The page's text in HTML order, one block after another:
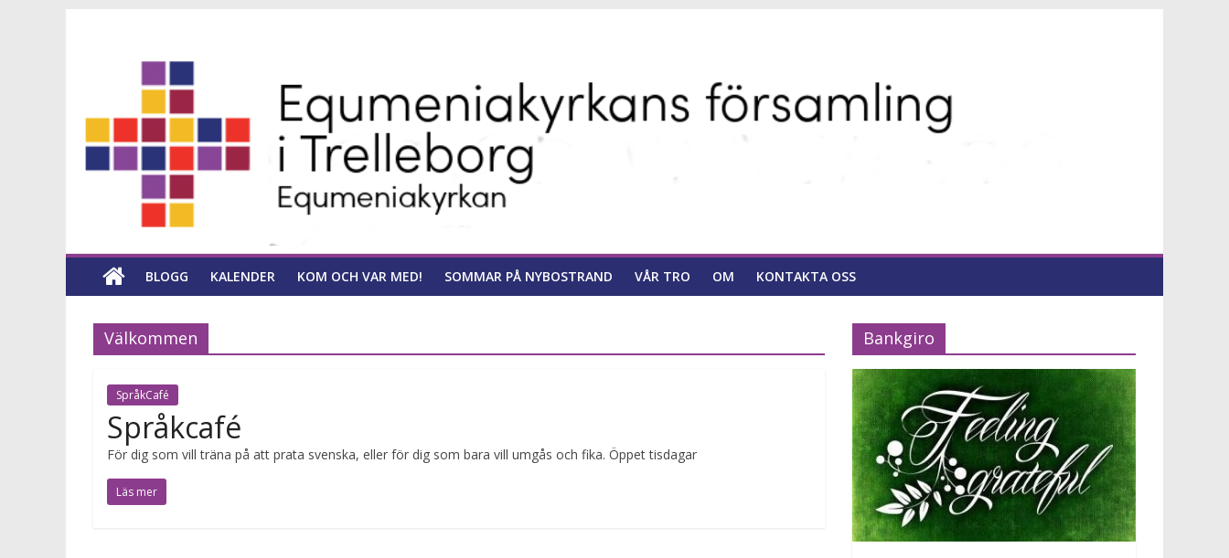
Equmeniakyrkans
församling
i
Trelleborg
kyrka
för
livet
BLOGG KALENDER KOM OCH VAR MED! SOMMAR PÅ NYBOSTRAND VÅR TRO OM KONTAKTA OSS
Välkommen
SpråkCafé
Språkcafé
För dig som vill träna på att prata svenska, eller för dig som bara vill umgås och fika. Öppet tisdagar
Läs mer
Bankgiro